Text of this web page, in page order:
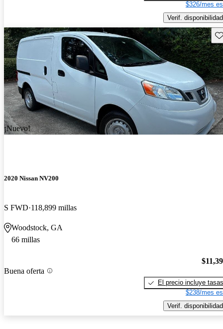
$326/mes
Verif. disponibilidad
¡Nuevo!
2020 Nissan NV200
S FWD 118,899 millas
Woodstock, GA
66 millas
Buena oferta
El precio incluye tasas
$238/mes
Verif. disponibilidad